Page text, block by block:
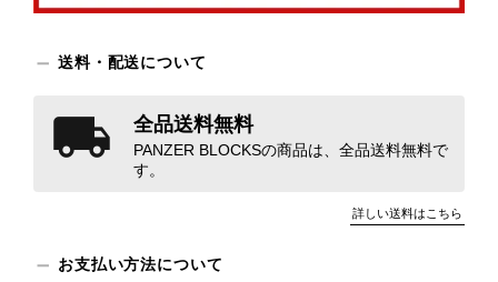
ます。 このたびは貴重なご意見をお
ました。
子供の誕生日プレゼントに買いました。 作るのに時間はかかりま
送料・配送について
全品送料無料
PANZER BLOCKSの商品は、全品送料無料で
す。
詳しい送料はこちら
お支払い方法について